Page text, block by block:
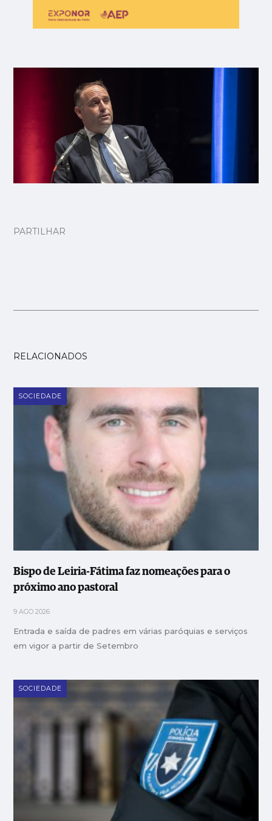
PARTILHAR
RELACIONADOS
SOCIEDADE
Bispo de Leiria-Fátima faz nomeações para o
próximo ano pastoral
9 AGO 2026
Entrada e saída de padres em várias paróquias e serviços
em vigor a partir de Setembro
SOCIEDADE